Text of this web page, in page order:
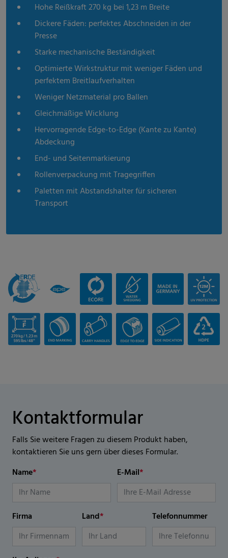
Hohe Reißkraft 270 kg bei 1,23 m Breite
Dickere Fäden: perfektes Abschneiden in der
Presse
Starke mechanische Beständigkeit
Optimierte Wirkstruktur mit weniger Fäden und
perfektem Breitlaufverhalten
Weniger Netzmaterial pro Ballen
Gleichmäßige Wicklung
Hervorragende Edge-to-Edge (Kante zu Kante)
Abdeckung
End- und Seitenmarkierung
Rollenverpackung mit Tragegriffen
Paletten mit Abstandshalter für sicheren
Transport
Kontaktformular
Falls Sie weitere Fragen zu diesem Produkt haben,
kontaktieren Sie uns gern über dieses Formular.
Name* E-Mail*
Firma Land* Telefonnummer